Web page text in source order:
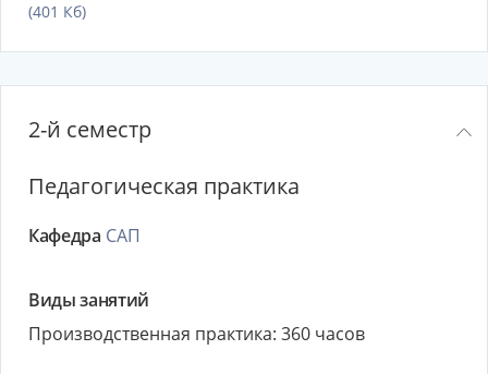
(401 Кб)
2-й семестр
Педагогическая практика
Кафедра САП
Виды занятий
Производственная практика: 360 часов